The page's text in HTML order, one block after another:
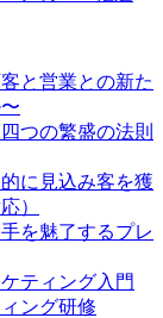
と営業との新た
つの繁盛の法則
に見込み客を獲
）
を魅了するプレ
ティング入門
ング研修